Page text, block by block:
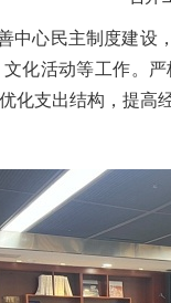
中心民主制度建设
化活动等工作。
化支出结构，提高